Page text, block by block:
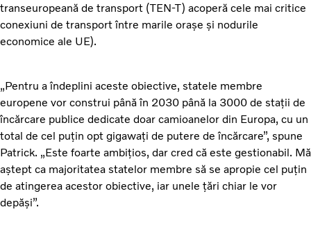
transeuropeană de transport (TEN-T) acoperă cele mai critice
conexiuni de transport între marile orașe și nodurile
economice ale UE).
„Pentru a îndeplini aceste obiective, statele membre
europene vor construi până în 2030 până la 3000 de stații de
încărcare publice dedicate doar camioanelor din Europa, cu un
total de cel puțin opt gigawați de putere de încărcare”, spune
Patrick. „Este foarte ambițios, dar cred că este gestionabil. Mă
aștept ca majoritatea statelor membre să se apropie cel puțin
de atingerea acestor obiective, iar unele țări chiar le vor
depăși”.